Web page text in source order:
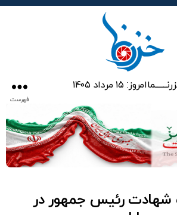
امروز: ۱۵ مرداد ۱۴۰۵
فهرست
شهادت رئیس جمهور در